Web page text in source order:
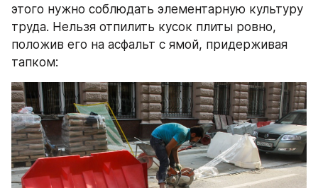
этого нужно соблюдать элементарную культуру
труда. Нельзя отпилить кусок плиты ровно,
положив его на асфальт с ямой, придерживая
тапком: